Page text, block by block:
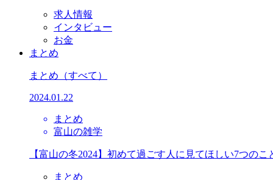
求人情報
インタビュー
お金
まとめ
まとめ （すべて）
2024.01.22
まとめ
富山の雑学
【富山の冬2024】初めて過ごす人に見てほしい7つのこ
まとめ